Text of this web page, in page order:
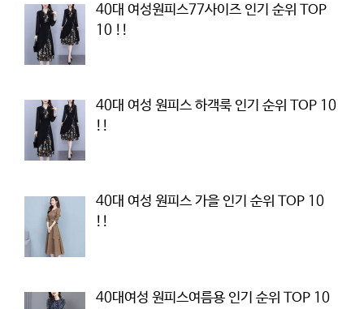
40대 여성원피스77사이즈 인기 순위 TOP
10 !!
40대 여성 원피스 하객룩 인기 순위 TOP 10
!!
40대 여성 원피스 가을 인기 순위 TOP 10
!!
40대여성 원피스여름용 인기 순위 TOP 10